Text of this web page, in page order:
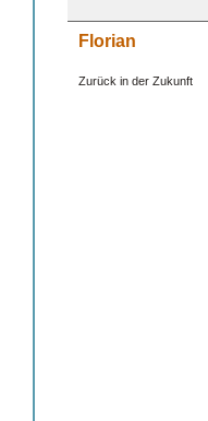
Florian
Zurück in der Zukunft